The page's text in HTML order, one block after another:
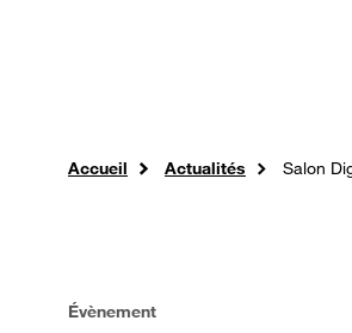
Accueil Actualités Salon
Évènement